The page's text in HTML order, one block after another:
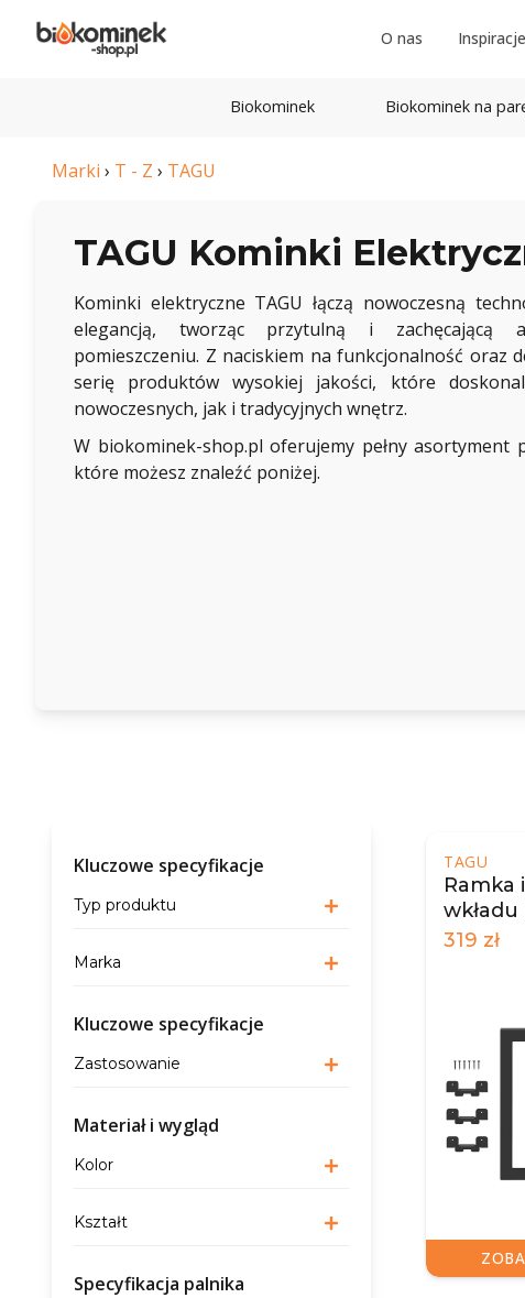
O nas Inspiracje
Biokominek Biokominek na
Marki › T - Z › TAGU
TAGU Kominki
Kominki elektryczne TAGU łączą nowoczesną
elegancją, tworząc przytulną i zachęcającą
pomieszczeniu. Z naciskiem na funkcjonalność oraz
serię produktów wysokiej jakości, które
nowoczesnych, jak i tradycyjnych wnętrz.
W biokominek-shop.pl oferujemy pełny asortyment
które możesz znaleźć poniżej.
Kluczowe specyfikacje
Typ produktu
Marka
Kluczowe specyfikacje
Zastosowanie
Materiał i wygląd
Kolor
Kształt
Specyfikacja palnika
TAGU
Ramka
319 zł